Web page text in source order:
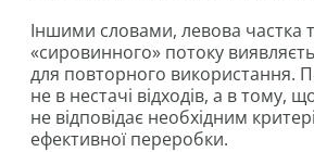
Іншими словами, левова частка
«сировинного» потоку
для повторного використання.
не в нестачі відходів, а в тому,
не відповідає необхідним
ефективної переробки.